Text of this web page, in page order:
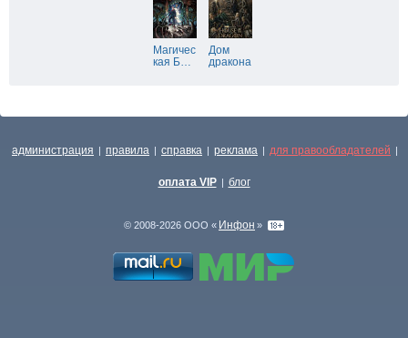
Магичес
кая Б…
Дом
дракона
администрация | правила | справка | реклама | для правообладателей |
оплата VIP | блог
© 2008-2026 ООО « Инфон »